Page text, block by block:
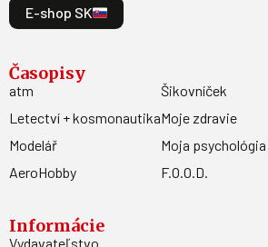
E-shop SK
Časopisy
atm
Letectví + kosmonautika
Modelář
AeroHobby
Šikovníček
Moje zdravie
Moja psychológia
F.O.O.D.
Informácie
Vydavateľstvo